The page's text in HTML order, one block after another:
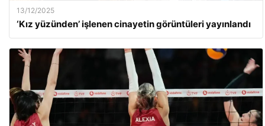
13/12/2025
‘Kız yüzünden’ işlenen cinayetin görüntüleri yayınlandı